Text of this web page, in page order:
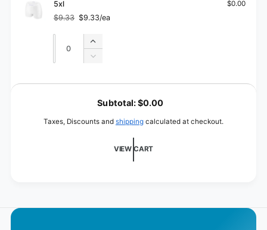
(P25)
5xl
Regular
price
$9.33
Sale
price
$9.33/ea
$0.00
Quantity
Increase
quantity
Decrease
for
L
Subtotal:$0.00
Taxes, Discounts and shipping calculated at checkout.
VIEW CART